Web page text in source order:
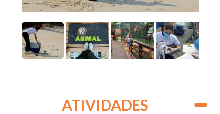
ATIVIDADES